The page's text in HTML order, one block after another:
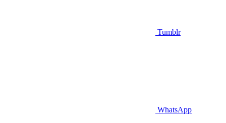
Tumblr
WhatsApp